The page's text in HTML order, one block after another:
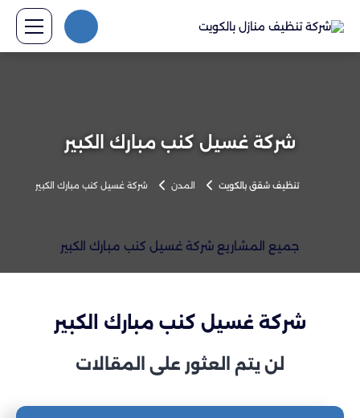
شركة غسيل كنب مبارك الكبير
تنظيف شقق بالكويت المدن شركة غسيل كنب مبارك الكبير
جميع المشاريع شركة غسيل كنب مبارك الكبير
شركة غسيل كنب مبارك الكبير
لن يتم العثور على المقالات